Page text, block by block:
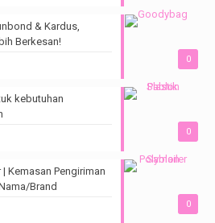
0
& Kardus,
Berkesan!
0
kebutuhan
0
Kemasan Pengiriman
Brand